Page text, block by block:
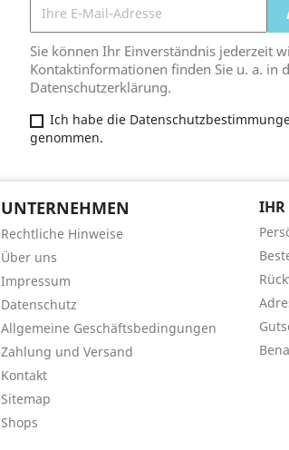
Sie können Ihr Einverständnis jederzeit
Kontaktinformationen finden Sie u. a. in
Datenschutzerklärung.
Ich habe die
genommen.
UNTERNEHMEN
Rechtliche Hinweise
Über uns
Impressum
Datenschutz
Allgemeine Geschäftsbedingungen
Zahlung und Versand
Kontakt
Sitemap
Shops
IHR